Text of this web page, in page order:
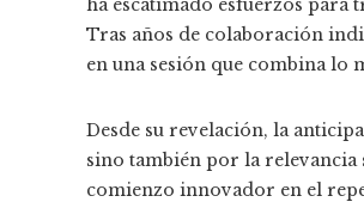
ha escatimado esfuerzos para
Tras años de colaboración
en una sesión que combina lo
Desde su revelación, la
sino también por la relevancia
comienzo innovador en el